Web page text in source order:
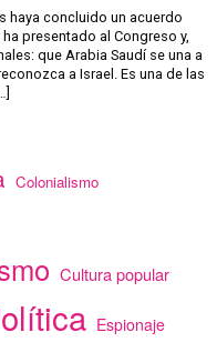
haya concluido un acuerdo
presentado al Congreso y,
que Arabia Saudí se una a
a Israel. Es una de las
Colonialismo
Cultura popular
Espionaje